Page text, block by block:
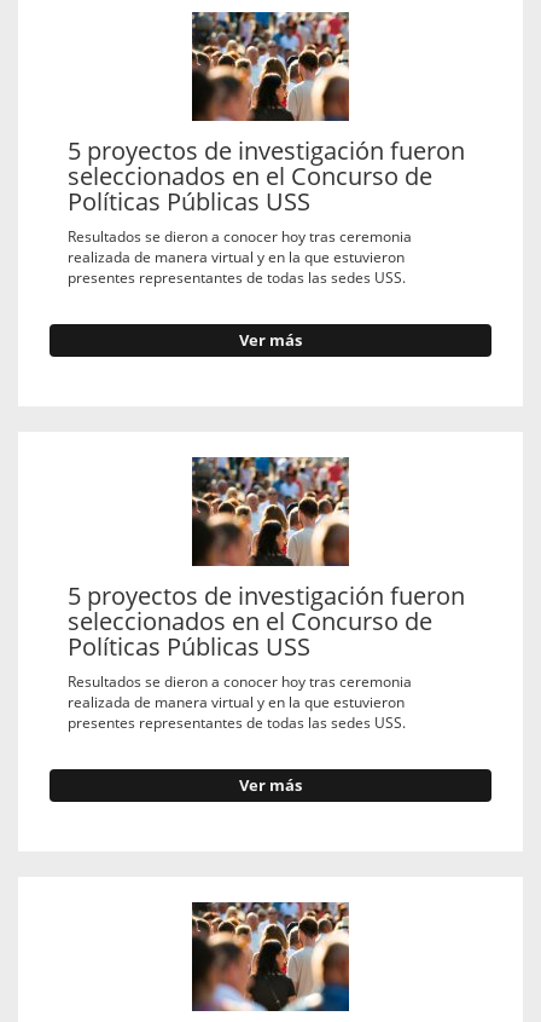
5 proyectos de investigación fueron
seleccionados en el Concurso de
Políticas Públicas USS
Resultados se dieron a conocer hoy tras ceremonia
realizada de manera virtual y en la que estuvieron
presentes representantes de todas las sedes USS.
Ver más
5 proyectos de investigación fueron
seleccionados en el Concurso de
Políticas Públicas USS
Resultados se dieron a conocer hoy tras ceremonia
realizada de manera virtual y en la que estuvieron
presentes representantes de todas las sedes USS.
Ver más